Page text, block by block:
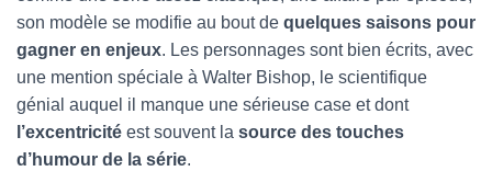
son modèle se modifie au bout de quelques saisons pour
gagner en enjeux. Les personnages sont bien écrits, avec
une mention spéciale à Walter Bishop, le scientifique
génial auquel il manque une sérieuse case et dont
l’excentricité est souvent la source des touches
d’humour de la série.